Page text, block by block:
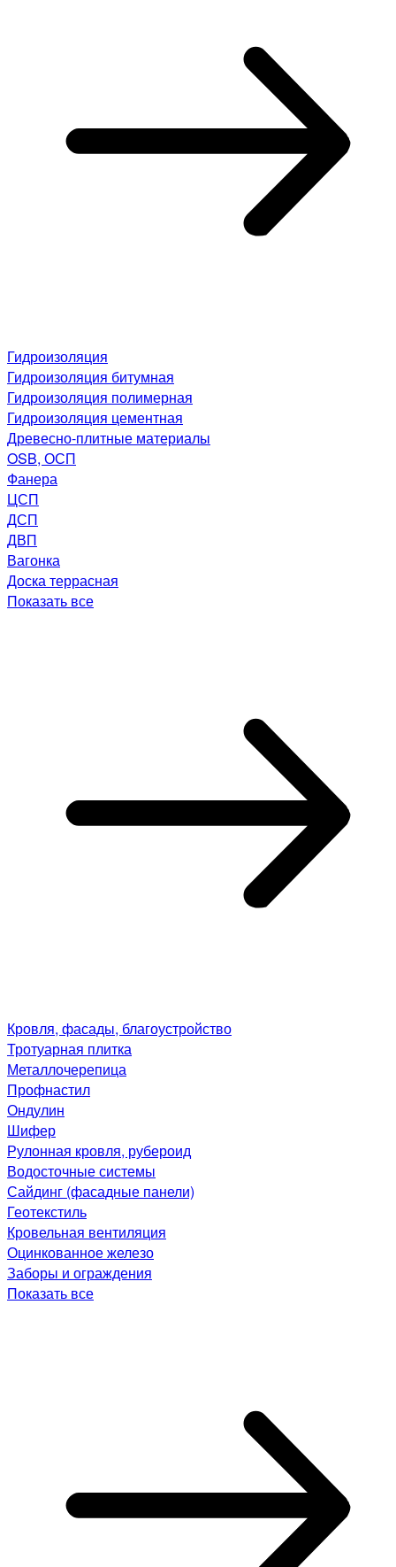
Гидроизоляция
Гидроизоляция битумная
Гидроизоляция полимерная
Гидроизоляция цементная
Древесно-плитные материалы
OSB, ОСП
Фанера
ЦСП
ДСП
ДВП
Вагонка
Доска террасная
Показать все
Кровля, фасады, благоустройство
Тротуарная плитка
Металлочерепица
Профнастил
Ондулин
Шифер
Рулонная кровля, рубероид
Водосточные системы
Сайдинг (фасадные панели)
Геотекстиль
Кровельная вентиляция
Оцинкованное железо
Заборы и ограждения
Показать все